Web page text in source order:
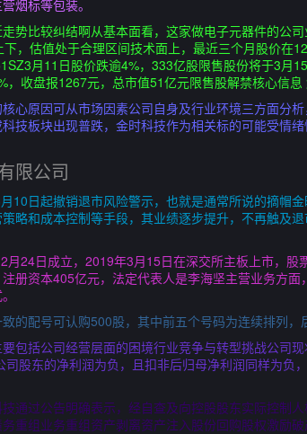
烟标等包装。
势比较纠结啊从基本面看，这家做电子元器件的公
，估值处于合理区间技术面上，最近三个月股价在
月11日股价跌逾4%，333亿股限售股份将于3月
，收盘报1267元，总市值51亿元限售股解禁核心信
心原因可从市场因素公司自身及行业环境三方面分
技板块出现普跌，金时科技作为相关标的可能受情
限公司
10日起撤销退市风险警示，也就是通常所说的摘帽
略和成本控制等手段，其业绩逐步提升，不再触及
月24日成立，2019年3月15日在深交所主板上市，
册资本405亿元，法定代表人是李海坚主营业务方
的配号可认购500股，其中前五个号码为连续排列，
包括公司经营层面的困境行业竞争与转型挑战公司
股东的净利润为负，且扣非后归母净利润同样为
通过公告明确表示，经自查及向控股股东实际控制
重组业务重组资产剥离资产注入股份回购股权激励